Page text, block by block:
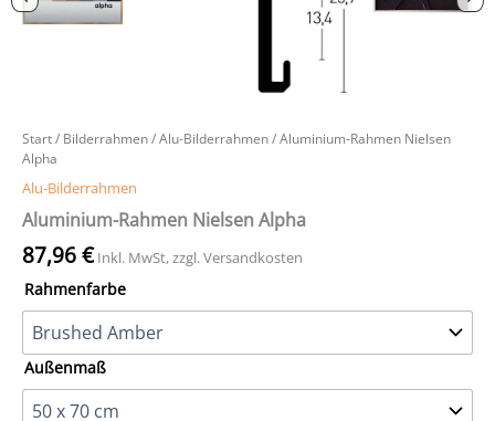
Start/ Bilderrahmen/Alu-Bilderrahmen/ Aluminium-Rahmen Nielsen
Alpha
Alu-Bilderrahmen
Aluminium-Rahmen Nielsen Alpha
87,96€ Inkl. MwSt, zzgl. Versandkosten
Rahmenfarbe
Außenmaß